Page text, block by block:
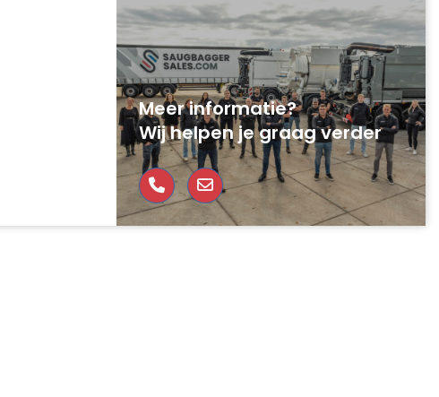
Meer informatie?
Wij helpen je graag verder